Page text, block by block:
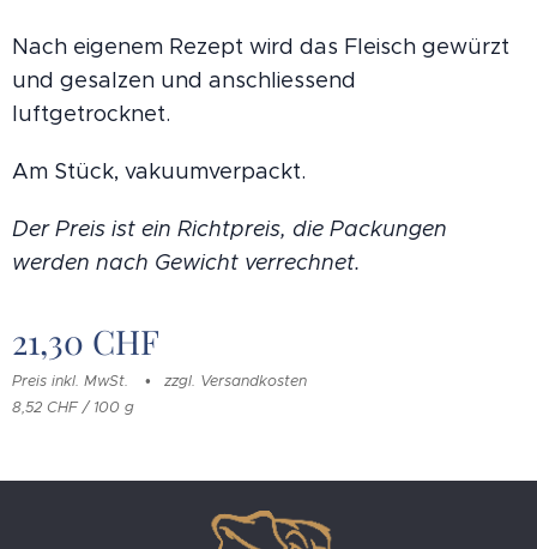
Nach eigenem Rezept wird das Fleisch gewürzt
und gesalzen und anschliessend
luftgetrocknet.
Am Stück, vakuumverpackt.
Der Preis ist ein Richtpreis, die Packungen
werden nach Gewicht verrechnet.
21,30 CHF
Preis inkl. MwSt.
zzgl. Versandkosten
8,52 CHF / 100 g